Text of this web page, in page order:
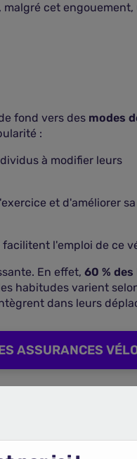
cet
fond vers des modes
:
à modifier leurs
et d'améliorer sa
l'emploi de ce
En effet, 60 %
habitudes varient
dans leurs
ASSURANCES